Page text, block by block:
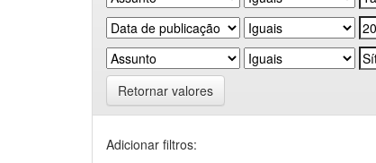
Retornar valores
Adicionar filtros: